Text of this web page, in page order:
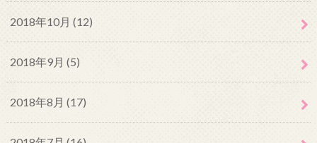
2018年10月 (12)
2018年9月 (5)
2018年8月 (17)